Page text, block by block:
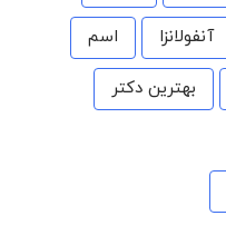
آنفولانزا اسم
بهترین دکتر